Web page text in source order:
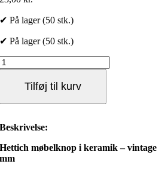
✔ På lager (50 stk.)
✔ På lager (50 stk.)
Tilføj til kurv
Beskrivelse:
Hettich møbelknop i keramik –
mm